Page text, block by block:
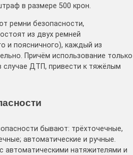
в размере 500 крон.
ремни безопасности,
из двух ремней
и поясничного), каждый из
Причём использование только
ДТП, привести к тяжёлым
бывают: трёхточечные,
автоматические и ручные.
автоматическими натяжителями и